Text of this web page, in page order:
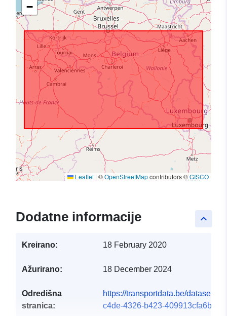
−
Leaflet | ©OpenStreetMapcontributors ©GISCO
keyboard_arrow_up
Dodatne informacije
Kreirano: 18 February 2020
Ažurirano: 18 December 2024
Odredišna
stranica:
https://transportdata.be/dataset/
c4de-4326-b423-409913cfa6b5#